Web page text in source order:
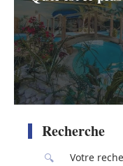
Recherche